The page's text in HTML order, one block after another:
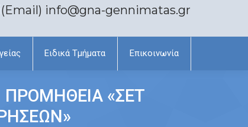
(Email) info@gna-gennimatas.gr
Ειδικά Τμήματα Επικοινωνία
«ΣΕΤ